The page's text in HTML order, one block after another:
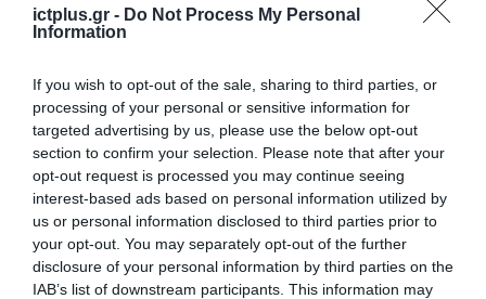
ictplus.gr - Do Not Process My Personal
Information
If you wish to opt-out of the sale, sharing to third parties, or
processing of your personal or sensitive information for
targeted advertising by us, please use the below opt-out
section to confirm your selection. Please note that after your
opt-out request is processed you may continue seeing
interest-based ads based on personal information utilized by
us or personal information disclosed to third parties prior to
your opt-out. You may separately opt-out of the further
disclosure of your personal information by third parties on the
IAB’s list of downstream participants. This information may
περιβάλλοντα (όπως προπόνηση στο
το HONOR Watch ESκυκλοφορεί στα 79€
Ωστόσο, οιπροσφορές δεν σταματούν εδώ
αφού η HONOR διαθέτει και κάποια από τα
πιο δυνατά smartphone του brand σε πολύ
οικονομικές τιμές. Τώρα μπορείτε να βρείτε
τα: